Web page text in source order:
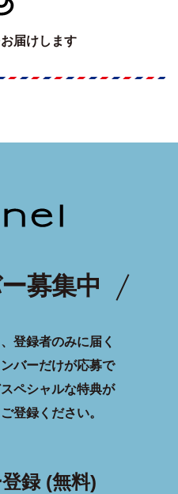
届けします
募集中
登録者のみに届く
バーだけが応募で
ペシャルな特典が
登録ください。
録 (無料)